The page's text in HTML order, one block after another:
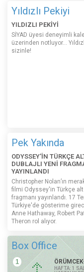
Yıldızlı Pekiyi
YILDIZLI PEKİYİ
SİYAD üyesi deneyimli
üzerinden notluyor...
sizinle!
Pek Yakında
ODYSSEY'İN TÜRKÇE
DUBLAJLI YENİ
YAYINLANDI
Christopher Nolan’ın
filmi Odyssey'in Türkçe alt
fragmanı yayınlandı. 17
Türkiye'de gösterime
Anne Hathaway, Robert
Theron rol alıyor.
Box Office
1
HAFTA: 1